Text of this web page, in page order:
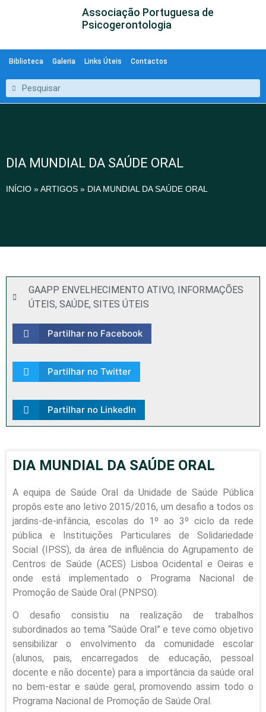
Associação Portuguesa de
Psicogerontologia
Biblioteca Galeria Links Úteis Contactos
DIA MUNDIAL DA SAÚDE ORAL
INÍCIO »ARTIGOS » DIA MUNDIAL DA SAÚDE ORAL
GAAPP ENVELHECIMENTO ATIVO, INFORMAÇÕES
ÚTEIS, SAÚDE, SITES ÚTEIS
Partilhar no Facebook
Partilhar no Twitter
Partilhar no LinkedIn
DIA MUNDIAL DA SAÚDE ORAL
A equipa de Saúde Oral da Unidade de Saúde Pública
propôs este ano letivo 2015/2016, um desafio a todos os
jardins-de-infância, escolas do 1º ao 3º ciclo da rede
pública e Instituições Particulares de Solidariedade
Social (IPSS), da área de influência do Agrupamento de
Centros de Saúde (ACES) Lisboa Ocidental e Oeiras e
onde está implementado o Programa Nacional de
Promoção de Saúde Oral (PNPSO).
O desafio consistiu na realização de trabalhos
subordinados ao tema “Saúde Oral” e teve como objetivo
sensibilizar o envolvimento da comunidade escolar
(alunos, pais, encarregados de educação, pessoal
docente e não docente) para a importância da saúde oral
no bem-estar e saúde geral, promovendo assim todo o
Programa Nacional de Promoção de Saúde Oral.